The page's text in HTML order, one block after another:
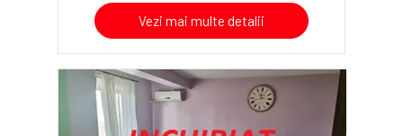
Vezi mai multe detalii